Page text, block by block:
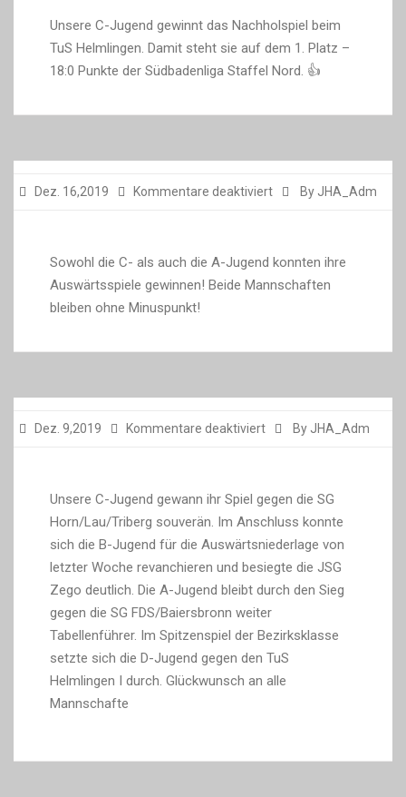
Unsere C-Jugend gewinnt das Nachholspiel beim
TuS Helmlingen. Damit steht sie auf dem 1. Platz –
18:0 Punkte der Südbadenliga Staffel Nord. 👍
Dez. 16,2019 Kommentare deaktiviertfür By JHA_Adm
Sowohl die C- als auch die A-Jugend konnten ihre
Auswärtsspiele gewinnen! Beide Mannschaften
bleiben ohne Minuspunkt!
Dez. 9,2019 Kommentare deaktiviertfür By JHA_Adm
Unsere C-Jugend gewann ihr Spiel gegen die SG
Horn/Lau/Triberg souverän. Im Anschluss konnte
sich die B-Jugend für die Auswärtsniederlage von
letzter Woche revanchieren und besiegte die JSG
Zego deutlich. Die A-Jugend bleibt durch den Sieg
gegen die SG FDS/Baiersbronn weiter
Tabellenführer. Im Spitzenspiel der Bezirksklasse
setzte sich die D-Jugend gegen den TuS
Helmlingen I durch. Glückwunsch an alle
Mannschafte